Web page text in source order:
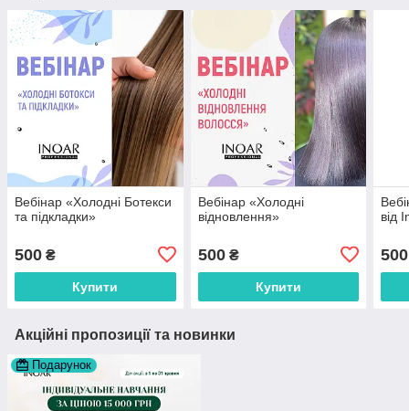
Вебінар «Холодні Ботекси
та підкладки»
500 ₴
Купити
Вебінар «Холодні
відновлення»
500₴
Купити
від
500
Акційні пропозиції та новинки
Подарунок